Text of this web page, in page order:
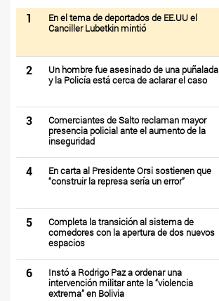
1
En el tema de deportados de EE.UU el
Canciller Lubetkin mintió
2
Un hombre fue asesinado de una puñalada
y la Policía está cerca de aclarar el caso
3
Comerciantes de Salto reclaman mayor
presencia policial ante el aumento de la
inseguridad
4
En carta al Presidente Orsi sostienen que
“construir la represa sería un error”
5
Completa la transición al sistema de
comedores con la apertura de dos nuevos
espacios
6
Instó a Rodrigo Paz a ordenar una
intervención militar ante la “violencia
extrema” en Bolivia